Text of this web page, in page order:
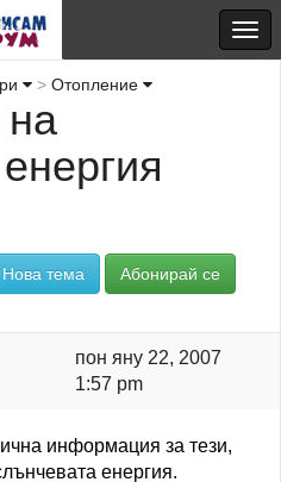
Отопление
на
Нова тема Абонирай се
пон яну 22, 2007
1:57 pm
информация за тези,
енергия.